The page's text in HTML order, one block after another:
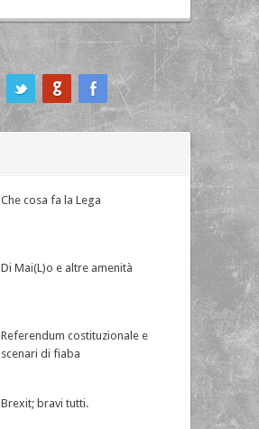
Che cosa fa la Lega
Di Mai(L)o e altre amenità
Referendum costituzionale e
scenari di fiaba
Brexit; bravi tutti.